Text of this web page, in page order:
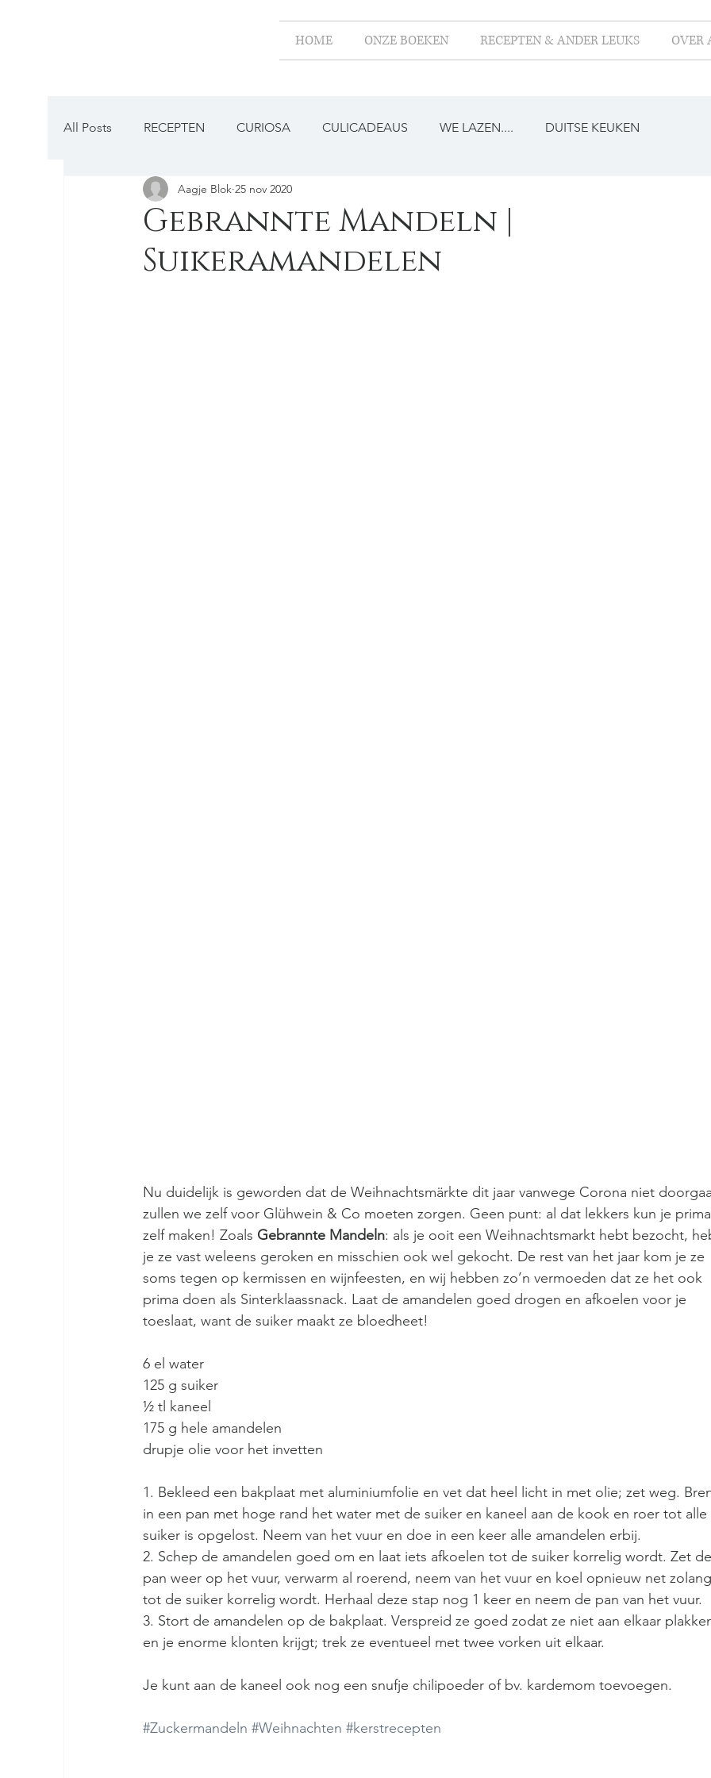
HOME ONZE BOEKEN RECEPTEN & ANDER LEUKS OVER
All Posts RECEPTEN CURIOSA CULICADEAUS WE LAZEN.... DUITSE KEUKEN
BESTAAT DAT NOG?
Gebrannte Mandeln |
Suikeramandelen
Aagje Blok 25 nov 2020
Nu duidelijk is geworden dat de Weihnachtsmärkte dit jaar vanwege Corona niet
zullen we zelf voor Glühwein & Co moeten zorgen. Geen punt: al dat lekkers kun je prima
zelf maken! Zoals Gebrannte Mandeln: als je ooit een Weihnachtsmarkt hebt bezocht,
je ze vast weleens geroken en misschien ook wel gekocht. De rest van het jaar kom je ze
soms tegen op kermissen en wijnfeesten, en wij hebben zo’n vermoeden dat ze het ook
prima doen als Sinterklaassnack. Laat de amandelen goed drogen en afkoelen voor je
toeslaat, want de suiker maakt ze bloedheet!
6 el water
125 g suiker
½ tl kaneel
175 g hele amandelen
drupje olie voor het invetten
1. Bekleed een bakplaat met aluminiumfolie en vet dat heel licht in met olie; zet weg.
in een pan met hoge rand het water met de suiker en kaneel aan de kook en roer tot alle
suiker is opgelost. Neem van het vuur en doe in een keer alle amandelen erbij.
2. Schep de amandelen goed om en laat iets afkoelen tot de suiker korrelig wordt. Zet de
pan weer op het vuur, verwarm al roerend, neem van het vuur en koel opnieuw net zolang
tot de suiker korrelig wordt. Herhaal deze stap nog 1 keer en neem de pan van het vuur.
3. Stort de amandelen op de bakplaat. Verspreid ze goed zodat ze niet aan elkaar
en je enorme klonten krijgt; trek ze eventueel met twee vorken uit elkaar.
Je kunt aan de kaneel ook nog een snufje chilipoeder of bv. kardemom toevoegen.
#Zuckermandeln #Weihnachten #kerstrecepten